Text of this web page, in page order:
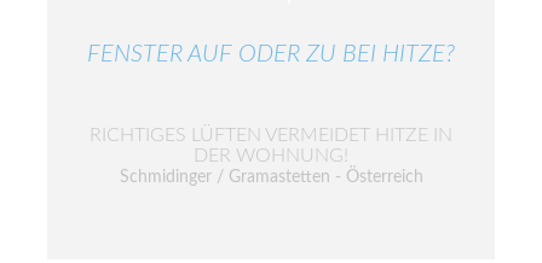
FENSTER AUF ODER ZU BEI HITZE?
RICHTIGES LÜFTEN VERMEIDET HITZE IN
DER WOHNUNG!
Schmidinger / Gramastetten - Österreich